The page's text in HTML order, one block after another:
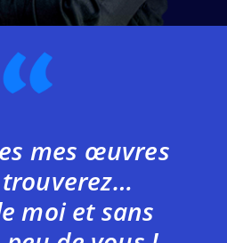
mes œuvres
moi et sans